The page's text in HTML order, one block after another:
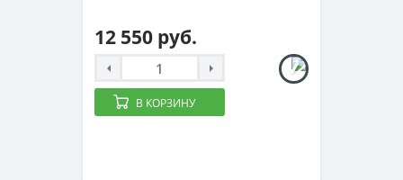
12 550 руб.
В КОРЗИНУ